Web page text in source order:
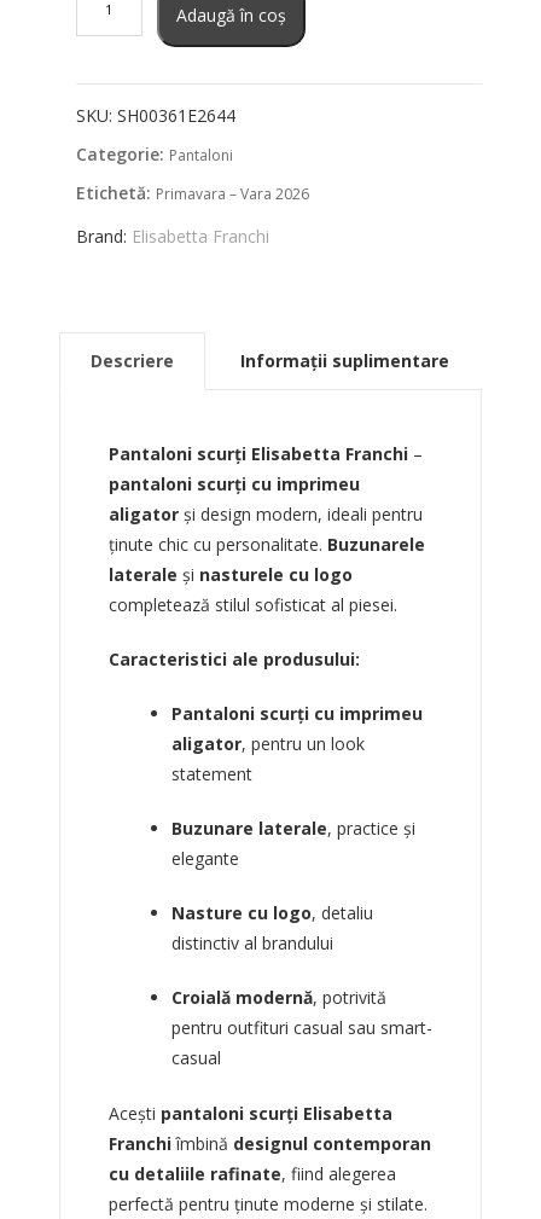
Pantaloni
Adaugă în coș
SKU: SH00361E2644
Categorie: Pantaloni
Etichetă: Primavara – Vara 2026
Brand: Elisabetta Franchi
Descriere Informații suplimentare
Pantaloni scurți Elisabetta Franchi–
pantaloni scurți cu imprimeu
aligatorși design modern, ideali pentru
ținute chic cu personalitate. Buzunarele
laterale și nasturele cu logo
completează stilul sofisticat al piesei.
Caracteristici ale produsului:
Pantaloni scurți cu imprimeu
aligator, pentru un look
statement
Buzunare laterale, practice și
elegante
Nasture cu logo, detaliu
distinctiv al brandului
Croială modernă, potrivită
pentru outfituri casual sau smart-
casual
Acești pantaloni scurți Elisabetta
Franchiîmbină designul contemporan
cu detaliile rafinate, fiind alegerea
perfectă pentru ținute moderne și stilate.